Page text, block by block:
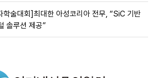
술대회]최대한 아성코리아 전무, “SiC 기반
솔루션 제공”